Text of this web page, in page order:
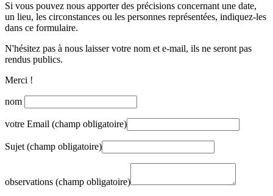
Si vous pouvez nous apporter des précisions concernant une date,
un lieu, les circonstances ou les personnes représentées, indiquez-les
dans ce formulaire.
N'hésitez pas à nous laisser votre nom et e-mail, ils ne seront pas
rendus publics.
Merci !
nom
votre Email (champ obligatoire)
Sujet (champ obligatoire)
observations (champ obligatoire)